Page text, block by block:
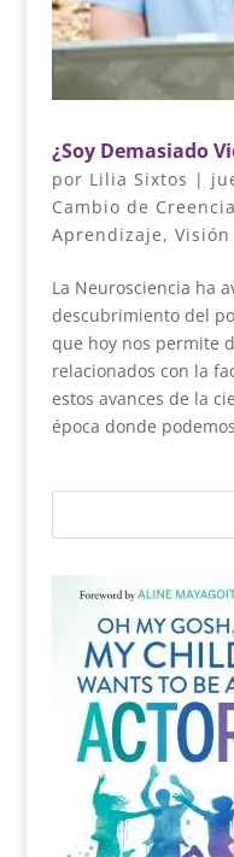
¿Soy Demasiado
por Lilia Sixtos |
Cambio de
Aprendizaje,
La Neurosciencia ha
descubrimiento del
que hoy nos permite
relacionados con la
estos avances de la
época donde